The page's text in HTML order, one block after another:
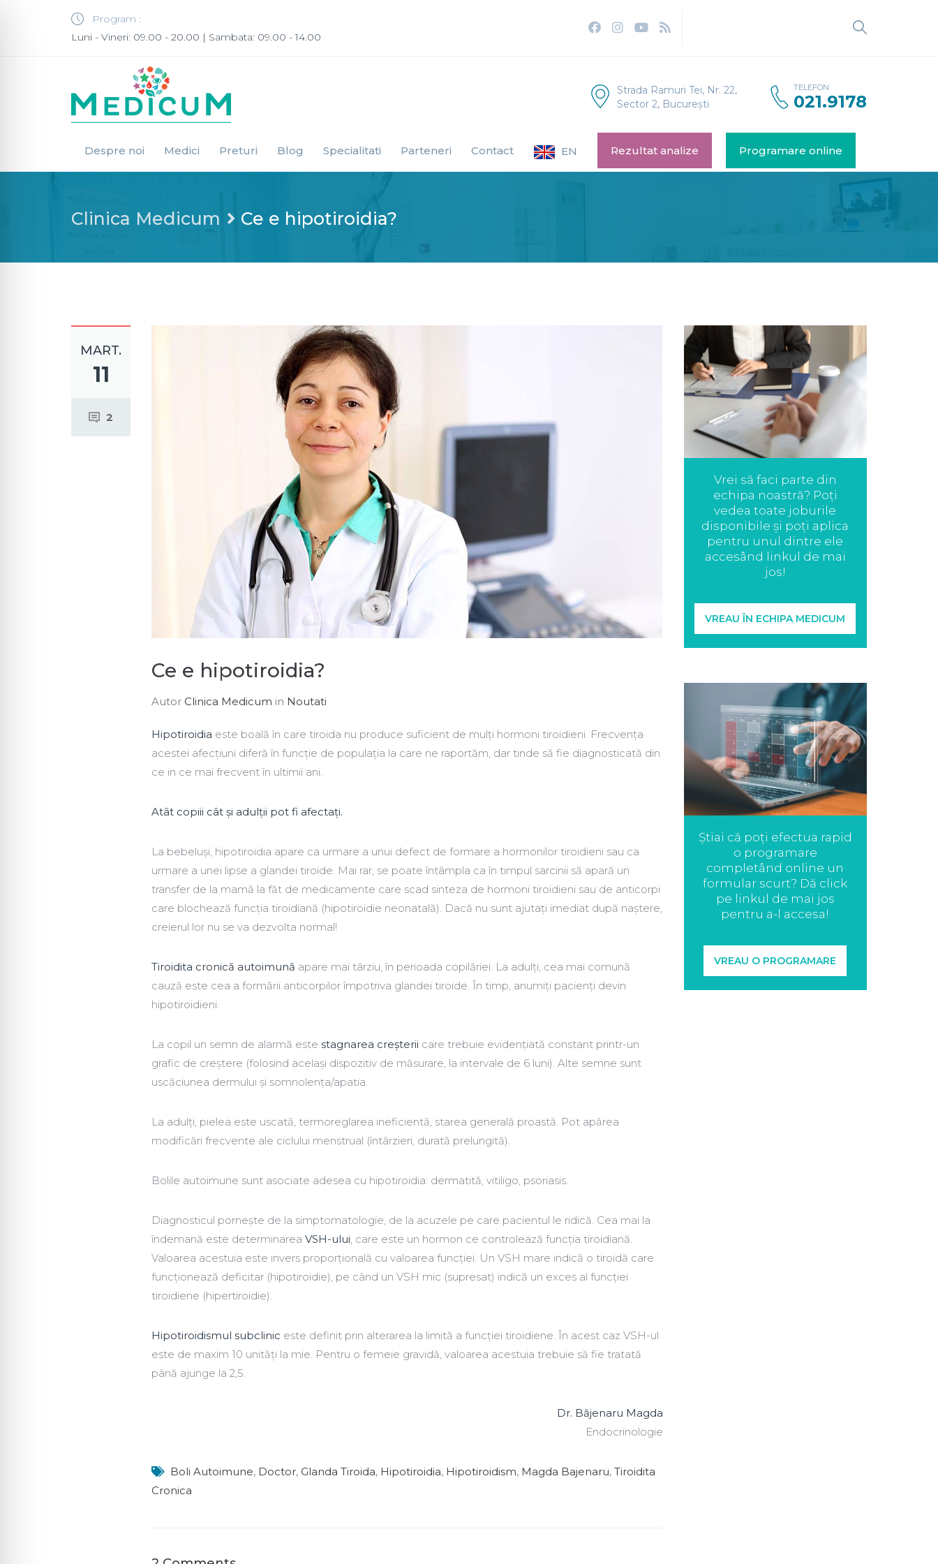
Program :
Luni - Vineri: 09.00 - 20.00 | Sambata: 09.00 - 14.00
Strada Ramuri Tei, Nr. 22,
Sector 2, București
TELEFON
021.9178
Despre noi Medici Preturi Blog Specialitati Parteneri Contact EN Rezultat analize Programare online
Clinica Medicum Ce e hipotiroidia?
MART.
11
2
Ce e hipotiroidia?
Autor Clinica Medicum in Noutati
Hipotiroidia este boală în care tiroida nu produce suficient de mulți hormoni tiroidieni. Frecvența
acestei afecțiuni diferă în funcție de populația la care ne raportăm, dar tinde să fie diagnosticată din
ce in ce mai frecvent în ultimii ani.
Atât copiii cât și adulții pot fi afectați.
La bebeluși, hipotiroidia apare ca urmare a unui defect de formare a hormonilor tiroidieni sau ca
urmare a unei lipse a glandei tiroide. Mai rar, se poate întâmpla ca în timpul sarcinii să apară un
transfer de la mamă la făt de medicamente care scad sinteza de hormoni tiroidieni sau de anticorpi
care blochează funcția tiroidiană (hipotiroidie neonatală). Dacă nu sunt ajutați imediat după naștere,
creierul lor nu se va dezvolta normal!
Tiroidita cronică autoimună apare mai târziu, în perioada copilăriei. La adulți, cea mai comună
cauză este cea a formării anticorpilor împotriva glandei tiroide. În timp, anumiți pacienți devin
hipotiroidieni.
La copil un semn de alarmă este stagnarea creșterii care trebuie evidențiată constant printr-un
grafic de creștere (folosind același dispozitiv de măsurare, la intervale de 6 luni). Alte semne sunt
uscăciunea dermului și somnolența/apatia.
La adulți, pielea este uscată, termoreglarea ineficientă, starea generală proastă. Pot apărea
modificări frecvente ale ciclului menstrual (întârzieri, durată prelungită).
Bolile autoimune sunt asociate adesea cu hipotiroidia: dermatită, vitiligo, psoriasis.
Diagnosticul pornește de la simptomatologie, de la acuzele pe care pacientul le ridică. Cea mai la
îndemană este determinarea VSH-ului, care este un hormon ce controlează funcția tiroidiană.
Valoarea acestuia este invers proporțională cu valoarea funcției. Un VSH mare indică o tiroidă care
funcționează deficitar (hipotiroidie), pe când un VSH mic (supresat) indică un exces al funcției
tiroidiene (hipertiroidie).
Hipotiroidismul subclinic este definit prin alterarea la limită a funcției tiroidiene. În acest caz VSH-ul
este de maxim 10 unități la mie. Pentru o femeie gravidă, valoarea acestuia trebuie să fie tratată
până ajunge la 2,5.
Dr. Băjenaru Magda
Endocrinologie
Boli Autoimune, Doctor, Glanda Tiroida, Hipotiroidia, Hipotiroidism, Magda Bajenaru, Tiroidita
Cronica
Vrei să faci parte din
echipa noastră? Poți
vedea toate joburile
disponibile și poți aplica
pentru unul dintre ele
accesând linkul de mai
jos!
VREAU ÎN ECHIPA MEDICUM
Știai că poți efectua rapid
o programare
completând online un
formular scurt? Dă click
pe linkul de mai jos
pentru a-l accesa!
VREAU O PROGRAMARE